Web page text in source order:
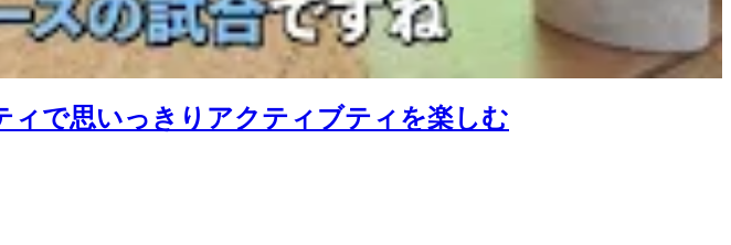
ィで思いっきりアクティブティを楽しむ